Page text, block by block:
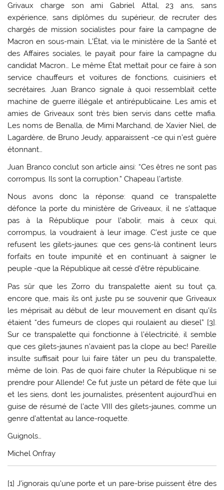
Grivaux charge son ami Gabriel Attal, 23 ans, sans
expérience, sans diplômes du supérieur, de recruter des
chargés de mission socialistes pour faire la campagne de
Macron en sous-main. L’État, via le ministère de la Santé et
des Affaires sociales, le payait pour faire la campagne du
candidat Macron… Le même État mettait pour ce faire à son
service chauffeurs et voitures de fonctions, cuisiniers et
secrétaires. Juan Branco signale à quoi ressemblait cette
machine de guerre illégale et antirépublicaine. Les amis et
amies de Griveaux sont très bien servis dans cette mafia.
Les noms de Benalla, de Mimi Marchand, de Xavier Niel, de
Lagardère, de Bruno Jeudy, apparaissent -ce qui n’est guère
étonnant…
Juan Branco conclut son article ainsi: “Ces êtres ne sont pas
corrompus. Ils sont la corruption.” Chapeau l’artiste.
Nous avons donc la réponse: quand ce transpalette
défonce la porte du ministère de Griveaux, il ne s’attaque
pas à la République pour l’abolir, mais à ceux qui,
corrompus, la voudraient à leur image. C’est juste ce que
refusent les gilets-jaunes: que ces gens-là continent leurs
forfaits en toute impunité et en continuant à saigner le
peuple -que la République ait cessé d’être républicaine.
Pas sûr que les Zorro du transpalette aient su tout ça,
encore que, mais ils ont juste pu se souvenir que Griveaux
les méprisait au début de leur mouvement en disant qu’ils
étaient “des fumeurs de clopes qui roulaient au diesel” [3].
Sur ce transpalette qui fonctionne à l’électricité, il semble
que ces gilets-jaunes n’avaient pas la clope au bec! Pareille
insulte suffisait pour lui faire tâter un peu du transpalette,
même de loin. Pas de quoi faire chuter la République ni se
prendre pour Allende! Ce fut juste un pétard de fête que lui
et les siens, dont les journalistes, présentent aujourd’hui en
guise de résumé de l’acte VIII des gilets-jaunes, comme un
genre d’attentat au lance-roquette.
Guignols…
Michel Onfray
[1] J’ignorais qu’une porte et un pare-brise puissent être des